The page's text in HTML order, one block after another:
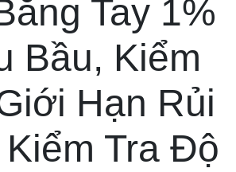
Tay 1%
Bầu, Kiểm
Hạn Rủi
Tra Độ